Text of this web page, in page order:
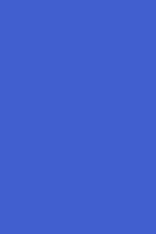
dizaine de pièces :
Ainsi soit « je »…